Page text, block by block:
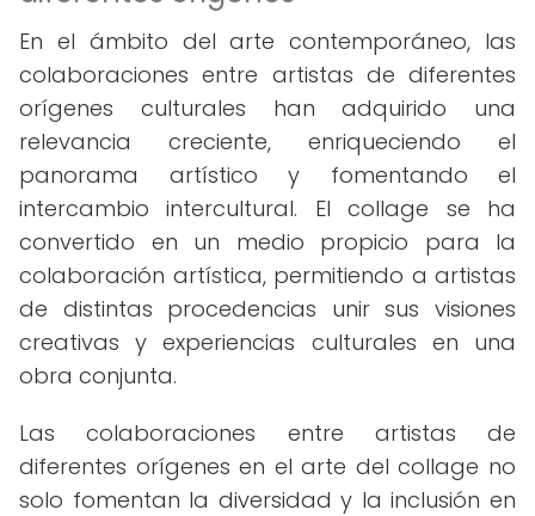
En el ámbito del arte contemporáneo, las
colaboraciones entre artistas de diferentes
orígenes culturales han adquirido una
relevancia creciente, enriqueciendo el
panorama artístico y fomentando el
intercambio intercultural. El collage se ha
convertido en un medio propicio para la
colaboración artística, permitiendo a artistas
de distintas procedencias unir sus visiones
creativas y experiencias culturales en una
obra conjunta.
Las colaboraciones entre artistas de
diferentes orígenes en el arte del collage no
solo fomentan la diversidad y la inclusión en